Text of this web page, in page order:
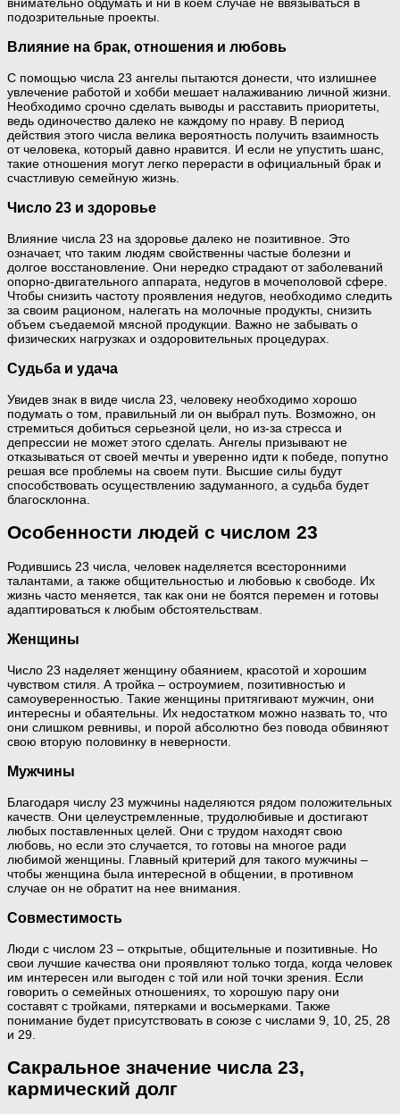
подозрительные проекты.
Влияние на брак, отношения и любовь
С помощью числа 23 ангелы пытаются донести, что излишнее
увлечение работой и хобби мешает налаживанию личной жизни.
Необходимо срочно сделать выводы и расставить приоритеты,
ведь одиночество далеко не каждому по нраву. В период
действия этого числа велика вероятность получить взаимность
от человека, который давно нравится. И если не упустить шанс,
такие отношения могут легко перерасти в официальный брак и
счастливую семейную жизнь.
Число 23 и здоровье
Влияние числа 23 на здоровье далеко не позитивное. Это
означает, что таким людям свойственны частые болезни и
долгое восстановление. Они нередко страдают от заболеваний
опорно-двигательного аппарата, недугов в мочеполовой сфере.
Чтобы снизить частоту проявления недугов, необходимо следить
за своим рационом, налегать на молочные продукты, снизить
объем съедаемой мясной продукции. Важно не забывать о
физических нагрузках и оздоровительных процедурах.
Судьба и удача
Увидев знак в виде числа 23, человеку необходимо хорошо
подумать о том, правильный ли он выбрал путь. Возможно, он
стремиться добиться серьезной цели, но из-за стресса и
депрессии не может этого сделать. Ангелы призывают не
отказываться от своей мечты и уверенно идти к победе, попутно
решая все проблемы на своем пути. Высшие силы будут
способствовать осуществлению задуманного, а судьба будет
благосклонна.
Особенности людей с числом 23
Родившись 23 числа, человек наделяется всесторонними
талантами, а также общительностью и любовью к свободе. Их
жизнь часто меняется, так как они не боятся перемен и готовы
адаптироваться к любым обстоятельствам.
Женщины
Число 23 наделяет женщину обаянием, красотой и хорошим
чувством стиля. А тройка – остроумием, позитивностью и
самоуверенностью. Такие женщины притягивают мужчин, они
интересны и обаятельны. Их недостатком можно назвать то, что
они слишком ревнивы, и порой абсолютно без повода обвиняют
свою вторую половинку в неверности.
Мужчины
Благодаря числу 23 мужчины наделяются рядом положительных
качеств. Они целеустремленные, трудолюбивые и достигают
любых поставленных целей. Они с трудом находят свою
любовь, но если это случается, то готовы на многое ради
любимой женщины. Главный критерий для такого мужчины –
чтобы женщина была интересной в общении, в противном
случае он не обратит на нее внимания.
Совместимость
Люди с числом 23 – открытые, общительные и позитивные. Но
свои лучшие качества они проявляют только тогда, когда человек
им интересен или выгоден с той или ной точки зрения. Если
говорить о семейных отношениях, то хорошую пару они
составят с тройками, пятерками и восьмерками. Также
понимание будет присутствовать в союзе с числами 9, 10, 25, 28
и 29.
Сакральное значение числа 23,
кармический долг